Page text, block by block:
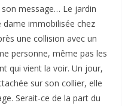
message… Le jardin
dame immobilisée chez
une collision avec un
personne, même pas les
qui vient la voir. Un jour,
sur son collier, elle
Serait-ce de la part du